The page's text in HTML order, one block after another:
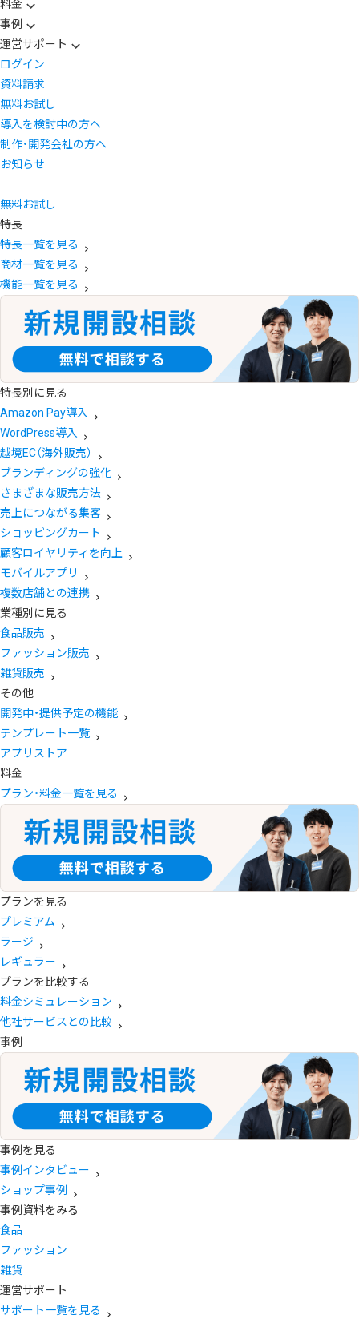
料金
事例
運営サポート
ログイン
資料請求
無料お試し
導入を検討中の方へ
制作・開発会社の方へ
お知らせ
無料お試し
特長
特長一覧を見る
商材一覧を見る
機能一覧を見る
特長別に見る
Amazon Pay導入
WordPress導入
越境EC（海外販売）
ブランディングの強化
さまざまな販売方法
売上につながる集客
ショッピングカート
顧客ロイヤリティを向上
モバイルアプリ
複数店舗との連携
業種別に見る
食品販売
ファッション販売
雑貨販売
その他
開発中・提供予定の機能
テンプレート一覧
アプリストア
料金
プラン・料金一覧を見る
プランを見る
プレミアム
ラージ
レギュラー
プランを比較する
料金シミュレーション
他社サービスとの比較
事例
事例を見る
事例インタビュー
ショップ事例
事例資料をみる
食品
ファッション
雑貨
運営サポート
サポート一覧を見る